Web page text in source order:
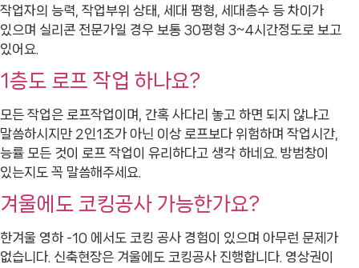
작업자의 능력, 작업부위 상태, 세대 평형, 세대층수 등 차이가
있으며 실리콘 전문가일 경우 보통 30평형 3~4시간정도로 보고
있어요.
1층도 로프 작업 하나요?
모든 작업은 로프작업이며, 간혹 사다리 놓고 하면 되지 않냐고
말씀하시지만 2인1조가 아닌 이상 로프보다 위험하며 작업시간,
능률 모든 것이 로프 작업이 유리하다고 생각 하네요. 방범창이
있는지도 꼭 말씀해주세요.
겨울에도 코킹공사 가능한가요?
한겨울 영하 -10 에서도 코킹 공사 경험이 있으며 아무런 문제가
없습니다. 신축현장은 겨울에도 코킹공사 진행합니다. 영상권이